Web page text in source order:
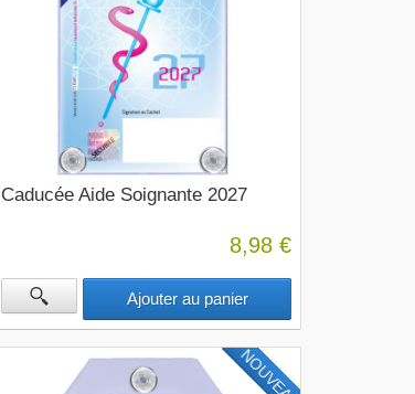
Caducée Aide Soignante 2027
8,98 €
Ajouter au panier
NOUVEAU